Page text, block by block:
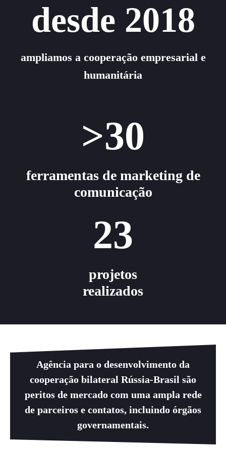
desde 2018
ampliamos a cooperação empresarial e
humanitária
>30
ferramentas de marketing de
comunicação
23
projetos
realizados
Agência para o desenvolvimento da
cooperação bilateral Rússia-Brasil são
peritos de mercado com uma ampla rede
de parceiros e contatos, incluindo órgãos
governamentais.